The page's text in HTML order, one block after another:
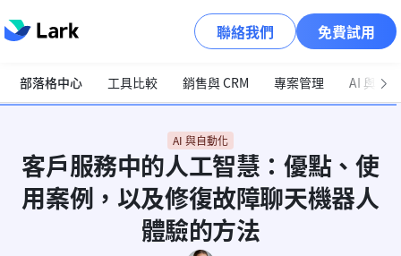
聯絡我們 免費試用
部落格中心 工具比較 銷售與 CRM 專案管理 AI 與自
AI 與自動化
客戶服務中的人工智慧：優點、使
用案例，以及修復故障聊天機器人
體驗的方法